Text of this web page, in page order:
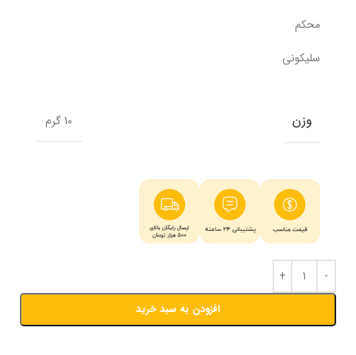
محکم
سلیکونی
وزن 10 گرم
افزودن به سبد خرید